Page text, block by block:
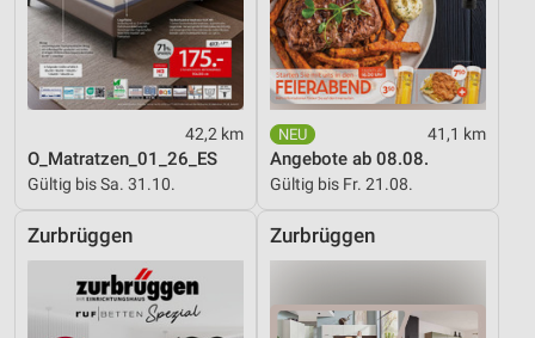
42,2 km
O_Matratzen_01_26_ES
Gültig bis Sa. 31.10.
41,1 km
Angebote ab 08.08.
Gültig bis Fr. 21.08.
Zurbrüggen Zurbrüggen